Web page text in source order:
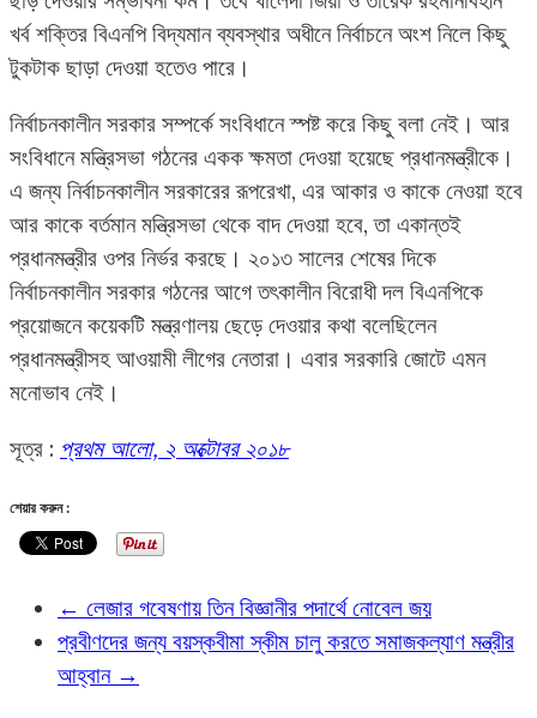
খর্ব শক্তির বিএনপি বিদ্যমান ব্যবস্থার অধীনে নির্বাচনে অংশ নিলে কিছু
টুকটাক ছাড়া দেওয়া হতেও পারে।
নির্বাচনকালীন সরকার সম্পর্কে সংবিধানে স্পষ্ট করে কিছু বলা নেই। আর
সংবিধানে মন্ত্রিসভা গঠনের একক ক্ষমতা দেওয়া হয়েছে প্রধানমন্ত্রীকে।
এ জন্য নির্বাচনকালীন সরকারের রূপরেখা, এর আকার ও কাকে নেওয়া হবে
আর কাকে বর্তমান মন্ত্রিসভা থেকে বাদ দেওয়া হবে, তা একান্তই
প্রধানমন্ত্রীর ওপর নির্ভর করছে। ২০১৩ সালের শেষের দিকে
নির্বাচনকালীন সরকার গঠনের আগে তৎকালীন বিরোধী দল বিএনপিকে
প্রয়োজনে কয়েকটি মন্ত্রণালয় ছেড়ে দেওয়ার কথা বলেছিলেন
প্রধানমন্ত্রীসহ আওয়ামী লীগের নেতারা। এবার সরকারি জোটে এমন
মনোভাব নেই।
সূত্র : প্রথম আলো, ২ অক্টোবর ২০১৮
শেয়ার করুন :
← লেজার গবেষণায় তিন বিজ্ঞানীর পদার্থে নোবেল জয়
প্রবীণদের জন্য বয়স্কবীমা স্কীম চালু করতে সমাজকল্যাণ মন্ত্রীর
আহ্বান →